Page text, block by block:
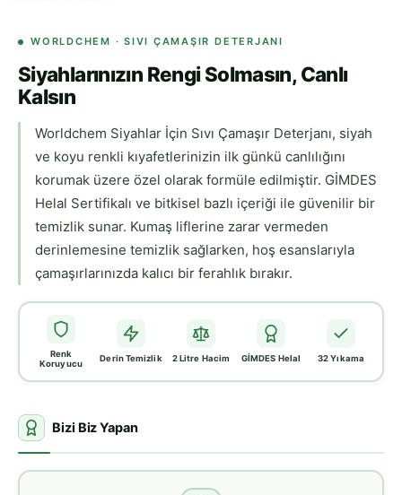
WORLDCHEM · SIVI ÇAMAŞIR DETERJANI
Siyahlarınızın Rengi Solmasın, Canlı
Kalsın
Worldchem Siyahlar İçin Sıvı Çamaşır Deterjanı, siyah
ve koyu renkli kıyafetlerinizin ilk günkü canlılığını
korumak üzere özel olarak formüle edilmiştir. GİMDES
Helal Sertifikalı ve bitkisel bazlı içeriği ile güvenilir bir
temizlik sunar. Kumaş liflerine zarar vermeden
derinlemesine temizlik sağlarken, hoş esanslarıyla
çamaşırlarınızda kalıcı bir ferahlık bırakır.
Renk
Koruyucu
Derin Temizlik 2 Litre Hacim GİMDES Helal 32 Yıkama
Bizi Biz Yapan